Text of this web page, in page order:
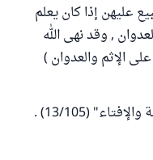
عليهن إذا كان يعلم
, وقد نهى الله
الإثم والعدوان )
(13/105) .